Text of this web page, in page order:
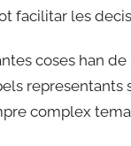
facilitar les
coses han
representants
complex